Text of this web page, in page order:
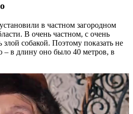
в частном загородном
В очень частном, с очень
собакой. Поэтому показать не
– в длину оно было 40 метров, в